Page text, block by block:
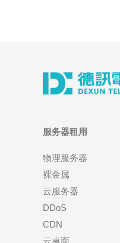
服务器租用
物理服务器
裸金属
云服务器
DDoS
CDN
云桌面